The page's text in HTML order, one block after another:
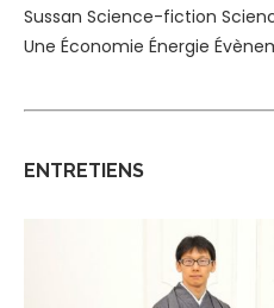
Sussan Science-fiction
Une Économie Énergie
ENTRETIENS